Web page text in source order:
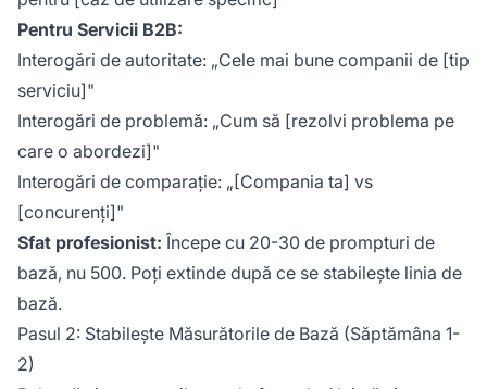
Pentru Servicii B2B:
Interogări de autoritate: „Cele mai bune companii de [tip
serviciu]"
Interogări de problemă: „Cum să [rezolvi problema pe
care o abordezi]"
Interogări de comparație: „[Compania ta] vs
[concurenți]"
Sfat profesionist: Începe cu 20-30 de prompturi de
bază, nu 500. Poți extinde după ce se stabilește linia de
bază.
Pasul 2: Stabilește Măsurătorile de Bază (Săptămâna 1-
2)